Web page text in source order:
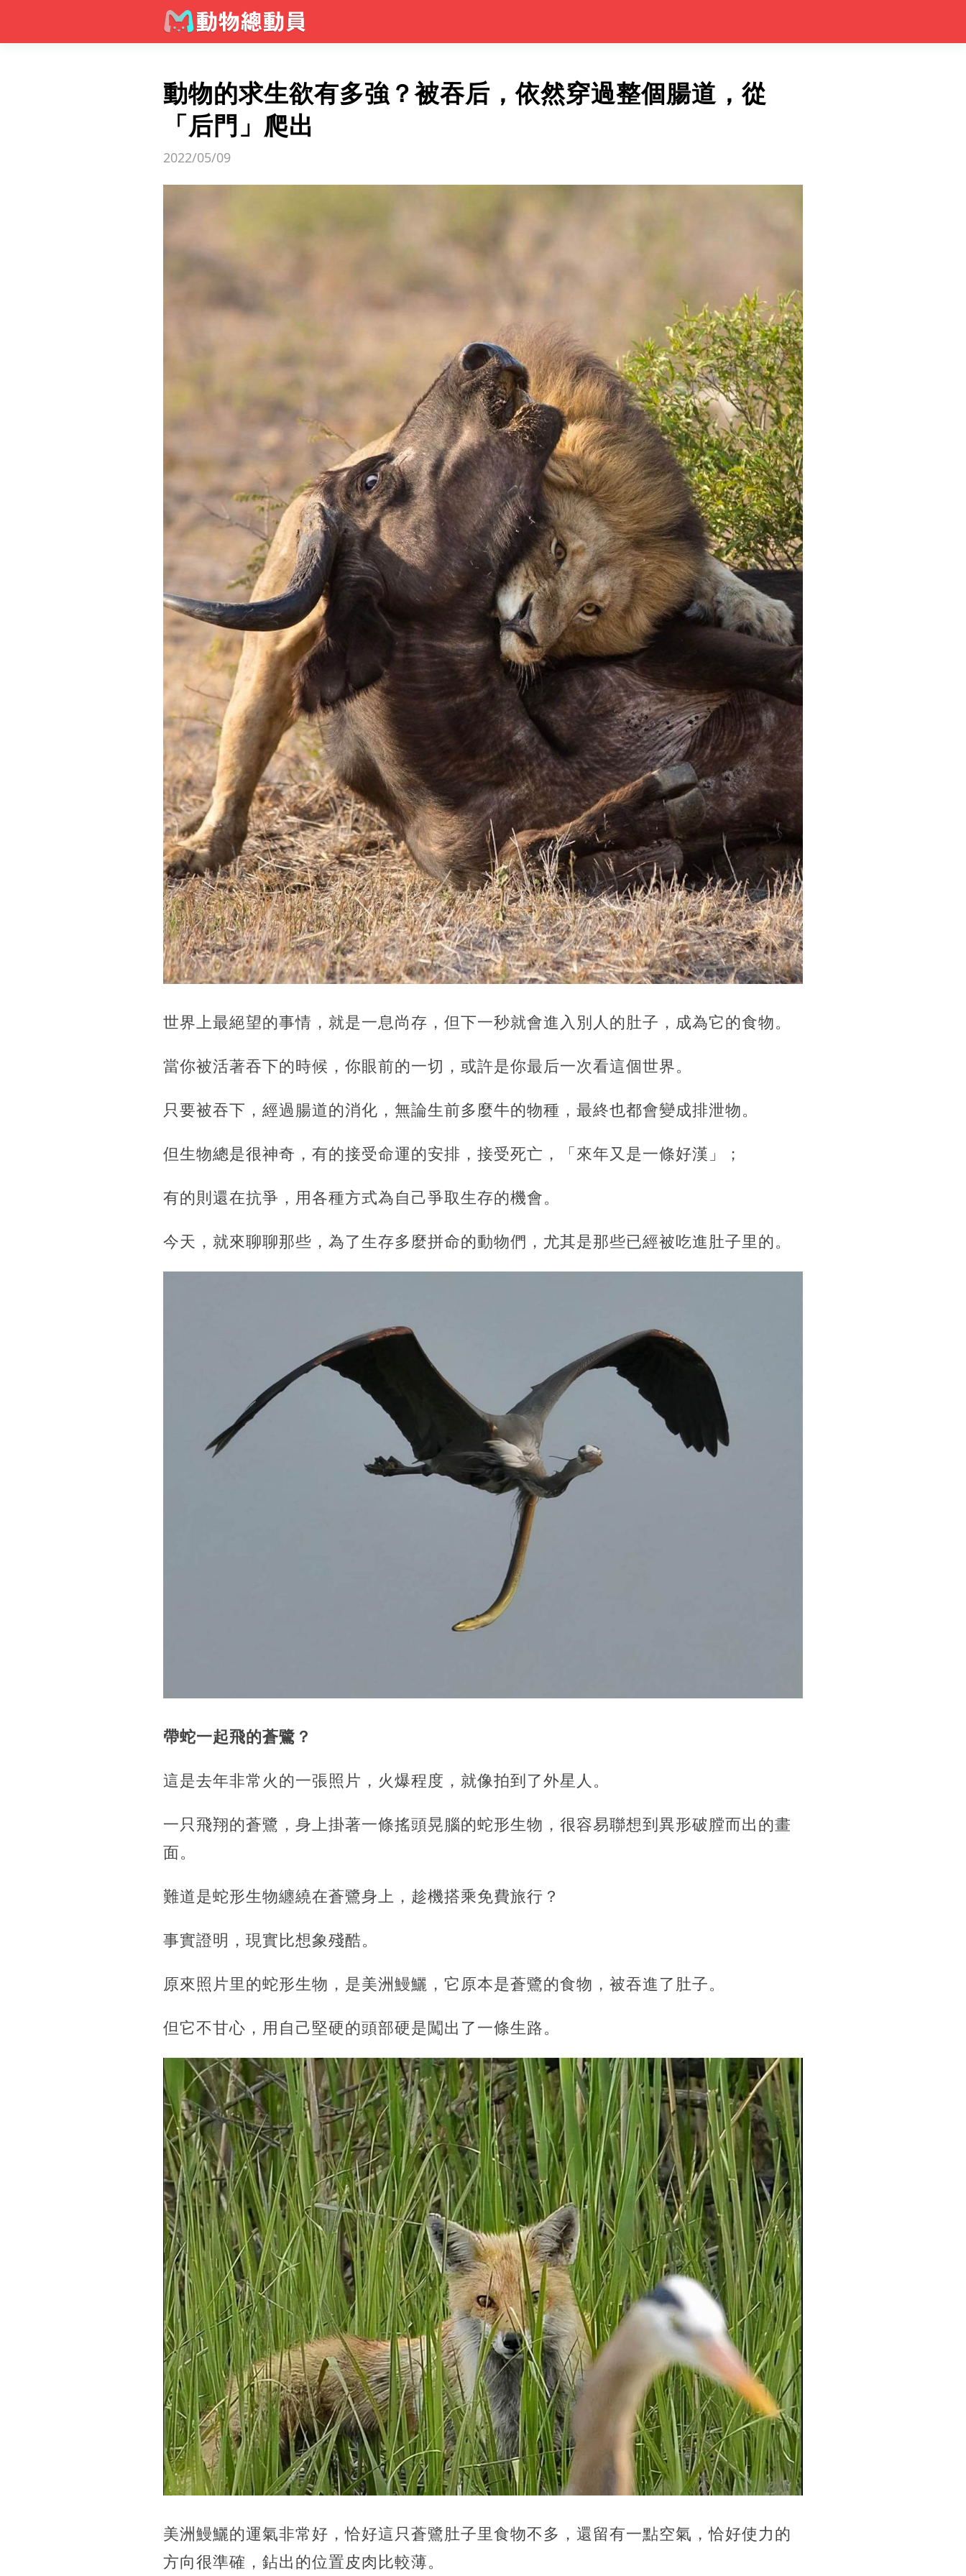
動物的求生欲有多強？被吞后，依然穿過整個腸道，從
「后門」爬出
2022/05/09
世界上最絕望的事情，就是一息尚存，但下一秒就會進入別人的肚子，成為它的食物。
當你被活著吞下的時候，你眼前的一切，或許是你最后一次看這個世界。
只要被吞下，經過腸道的消化，無論生前多麼牛的物種，最終也都會變成排泄物。
但生物總是很神奇，有的接受命運的安排，接受死亡，「來年又是一條好漢」；
有的則還在抗爭，用各種方式為自己爭取生存的機會。
今天，就來聊聊那些，為了生存多麼拼命的動物們，尤其是那些已經被吃進肚子里的。
帶蛇一起飛的蒼鷺？
這是去年非常火的一張照片，火爆程度，就像拍到了外星人。
一只飛翔的蒼鷺，身上掛著一條搖頭晃腦的蛇形生物，很容易聯想到異形破膛而出的畫
面。
難道是蛇形生物纏繞在蒼鷺身上，趁機搭乘免費旅行？
事實證明，現實比想象殘酷。
原來照片里的蛇形生物，是美洲鰻鱺，它原本是蒼鷺的食物，被吞進了肚子。
但它不甘心，用自己堅硬的頭部硬是闖出了一條生路。
​​美洲鰻鱺的運氣非常好，恰好這只蒼鷺肚子里食物不多，還留有一點空氣，恰好使力的
方向很準確，鉆出的位置皮肉比較薄。